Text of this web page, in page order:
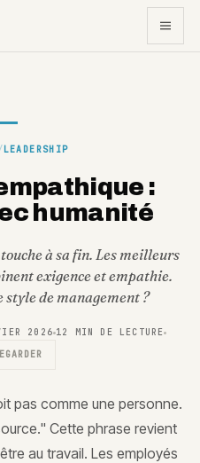
LEADERSHIP
:
humanité
à sa fin. Les meilleurs
exigence et empathie.
style de management ?
2026 12
MIN DE LECTURE
pas comme une personne.
Cette phrase revient
au travail. Les employés